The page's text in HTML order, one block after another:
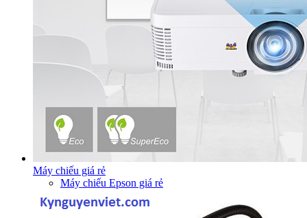
Máy chiếu giá rẻ
Máy chiếu Epson giá rẻ